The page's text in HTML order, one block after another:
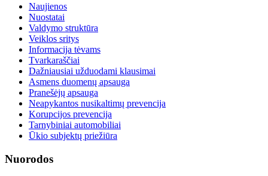
Naujienos
Nuostatai
Valdymo struktūra
Veiklos sritys
Informacija tėvams
Tvarkaraščiai
Dažniausiai užduodami klausimai
Asmens duomenų apsauga
Pranešėjų apsauga
Neapykantos nusikaltimų prevencija
Korupcijos prevencija
Tarnybiniai automobiliai
Ūkio subjektų priežiūra
Nuorodos